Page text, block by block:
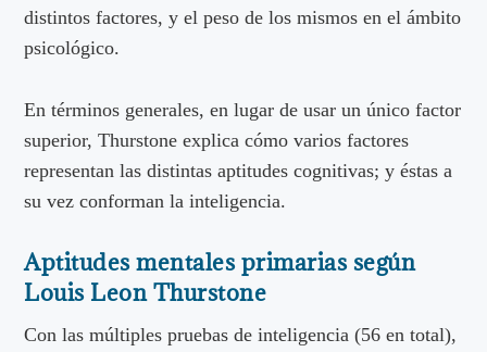
distintos factores, y el peso de los mismos en el ámbito
psicológico.
En términos generales, en lugar de usar un único factor
superior, Thurstone explica cómo varios factores
representan las distintas aptitudes cognitivas; y éstas a
su vez conforman la inteligencia.
Aptitudes mentales primarias según
Louis Leon Thurstone
Con las múltiples pruebas de inteligencia (56 en total),